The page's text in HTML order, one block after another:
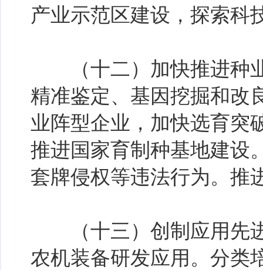
产业示范区建设，探索科
（十二）加快推进种业
精准鉴定、基因挖掘和改
业阵型企业，加快选育突
推进国家育制种基地建设
套牌侵权等违法行为。推
（十三）创制应用先进
农机装备研发应用。分类